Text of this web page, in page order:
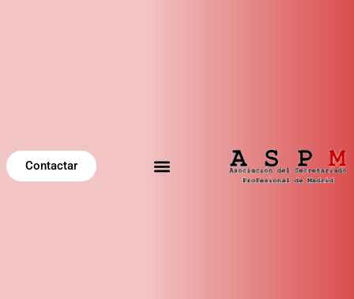
Contactar